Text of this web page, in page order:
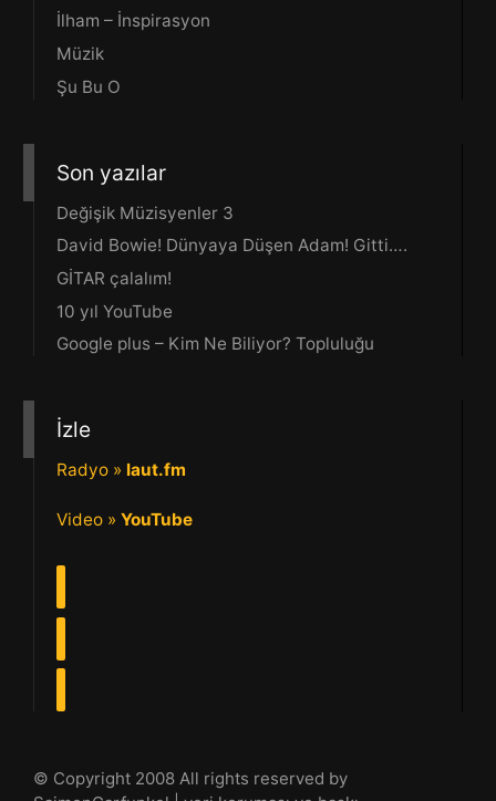
İlham – İnspirasyon
Müzik
Şu Bu O
Son yazılar
Değişik Müzisyenler 3
David Bowie! Dünyaya Düşen Adam! Gitti….
GİTAR çalalım!
10 yıl YouTube
Google plus – Kim Ne Biliyor? Topluluğu
İzle
Radyo » laut.fm
Video » YouTube
© Copyright 2008 All rights reserved by